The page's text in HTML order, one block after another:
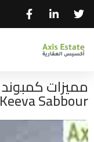
Keeva Sabbour